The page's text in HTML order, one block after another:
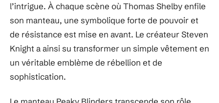
l’intrigue. À chaque scène où Thomas Shelby enfile
son manteau, une symbolique forte de pouvoir et
de résistance est mise en avant. Le créateur Steven
Knight a ainsi su transformer un simple vêtement en
un véritable emblème de rébellion et de
sophistication.